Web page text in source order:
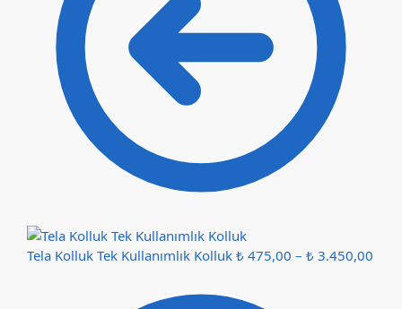
Tela Kolluk Tek Kullanımlık Kolluk ₺ 475,00 – ₺ 3.450,00